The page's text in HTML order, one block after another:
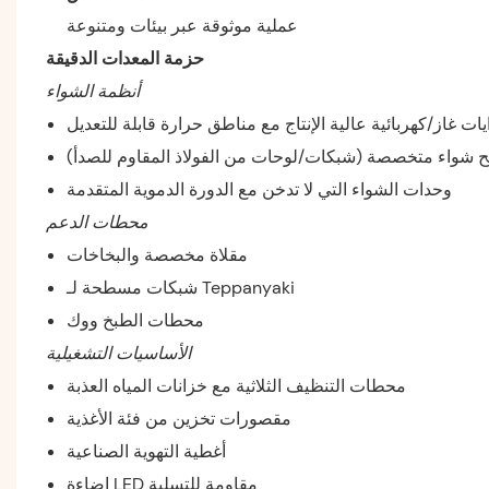
عملية موثوقة عبر بيئات ومتنوعة
حزمة المعدات الدقيقة
أنظمة الشواء
غاز/كهربائية عالية الإنتاج مع مناطق حرارة قابلة للتعديل
شواء متخصصة (شبكات/لوحات من الفولاذ المقاوم للصدأ)
وحدات الشواء التي لا تدخن مع الدورة الدموية المتقدمة
محطات الدعم
مقلاة مخصصة والبخاخات
شبكات مسطحة لـ Teppanyaki
محطات الطبخ ووك
الأساسيات التشغيلية
محطات التنظيف الثلاثية مع خزانات المياه العذبة
مقصورات تخزين من فئة الأغذية
أغطية التهوية الصناعية
إضاءة LED مقاومة للتسلية